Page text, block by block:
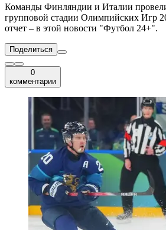
Команды Финляндии и Италии провели
групповой стадии Олимпийских Игр
отчет – в этой новости "Футбол 24+".
Поделиться
0
комментарии